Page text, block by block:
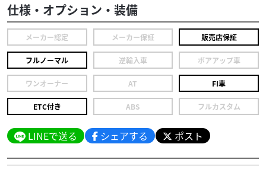
仕様・オプション・装備
メーカー認定 メーカー保証 販売店保証
フルノーマル 逆輸入車 ボアアップ車
ワンオーナー AT FI車
ETC付き ABS フルカスタム
LINEで送る シェアする ポスト